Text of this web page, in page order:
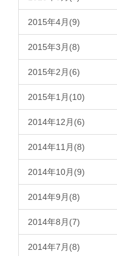
2015年4月(9)
2015年3月(8)
2015年2月(6)
2015年1月(10)
2014年12月(6)
2014年11月(8)
2014年10月(9)
2014年9月(8)
2014年8月(7)
2014年7月(8)